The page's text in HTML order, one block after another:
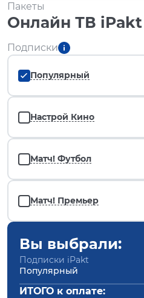
Пакеты
Онлайн ТВ iPakt
Подписки
Популярный
Настрой Кино
Матч! Футбол
Матч! Премьер
Вы выбрали:
Подписки iPakt
Популярный
ИТОГО к оплате: